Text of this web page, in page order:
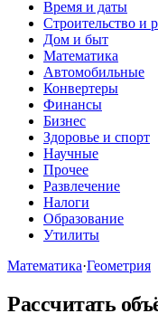
Время и даты
Строительство и
Дом и быт
Математика
Автомобильные
Конвертеры
Финансы
Бизнес
Здоровье и спорт
Научные
Прочее
Развлечение
Налоги
Образование
Утилиты
Математика·Геометрия
Рассчитать